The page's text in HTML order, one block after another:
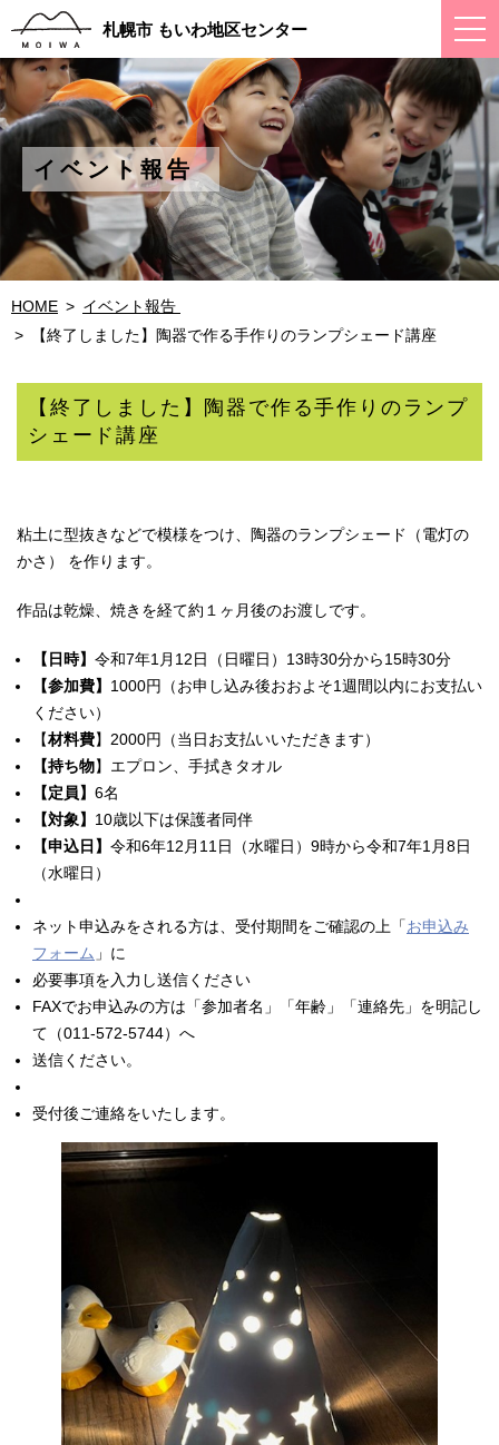
札幌市 もいわ地区センター
イベント報告 
HOME
イベント報告 
【終了しました】陶器で作る手作りのランプシェード講座
【終了しました】陶器で作る手作りのランプ
シェード講座
粘土に型抜きなどで模様をつけ、陶器のランプシェード（電灯の
かさ） を作ります。
作品は乾燥、焼きを経て約１ヶ月後のお渡しです。
【日時】 令和7年1月12日（日曜日）13時30分から15時30分
【参加費】 1000円（お申し込み後おおよそ1週間以内にお支払い
ください）
【材料費】2000円（当日お支払いいただきます）
【持ち物】エプロン、手拭きタオル
【定員】 6名
【対象】 10歳以下は保護者同伴
【申込日】 令和6年12月11日（水曜日）9時から令和7年1月8日
（水曜日）
ネット申込みをされる方は、受付期間をご確認の上「お申込み
フォーム 」に
必要事項を入力し送信ください
FAXでお申込みの方は「参加者名」「年齢」「連絡先」を明記し
て（011-572-5744）へ
送信ください。
受付後ご連絡をいたします。
ス
マ
ー
ト
フ
ォ
メ
ニ
ュ
ー